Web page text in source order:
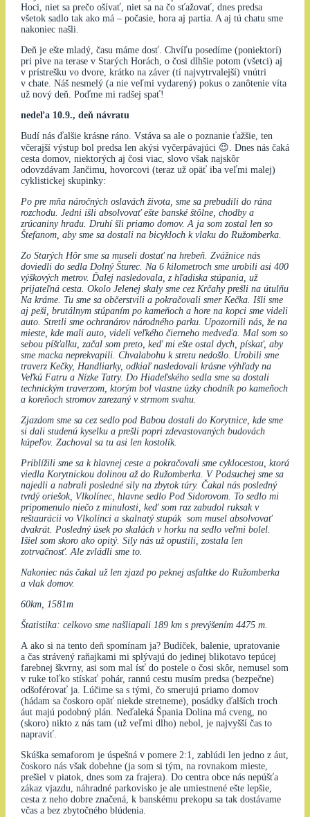
Hoci, niet sa prečo ošívať, niet sa na čo sťažovať, dnes predsa
všetok sadlo tak ako má – počasie, hora aj partia. A aj tú chatu sme
nakoniec našli.
Deň je ešte mladý, času máme dosť. Chvíľu posedíme (poniektorí)
pri pive na terase v Starých Horách, o čosi dlhšie potom (všetci) aj
v prístrešku vo dvore, krátko na záver (tí najvytrvalejší) vnútri
v chate. Náš nesmelý (a nie veľmi vydarený) pokus o zanôtenie víta
už nový deň. Poďme mi radšej spať!
nedeľa 10.9., deň návratu
Budí nás ďalšie krásne ráno. Vstáva sa ale o poznanie ťažšie, ten
včerajší výstup bol predsa len akýsi vyčerpávajúci 😉. Dnes nás čaká
cesta domov, niektorých aj čosi viac, slovo však najskôr
odovzdávam Jančimu, hovorcovi (teraz už opäť iba veľmi malej)
cyklistickej skupinky:
Po pre mňa náročných oslavách života, sme sa prebudili do rána
rozchodu. Jedni išli absolvovať ešte banské štôlne, chodby a
zrúcaniny hradu. Druhí šli priamo domov. A ja som zostal len so
Štefanom, aby sme sa dostali na bicykloch k vlaku do Ružomberka.
Zo Starých Hôr sme sa museli dostať na hrebeň. Zvážnice nás
doviedli do sedla Dolný Šturec. Na 6 kilometroch sme urobili asi 400
výškových metrov. Ďalej nasledovala, z hľadiska stúpania, už
prijateľná cesta. Okolo Jelenej skaly sme cez Krčahy prešli na útulňu
Na kráme. Tu sme sa občerstvili a pokračovali smer Kečka. Išli sme
aj peši, brutálnym stúpaním po kameňoch a hore na kopci sme videli
auto. Stretli sme ochranárov národného parku. Upozornili nás, že na
mieste, kde mali auto, videli veľkého čierneho medveďa. Mal som so
sebou píšťalku, začal som preto, keď mi ešte ostal dych, pískať, aby
sme macka neprekvapili. Chvalabohu k stretu nedošlo. Urobili sme
traverz Kečky, Handliarky, odkiaľ nasledovali krásne výhľady na
Veľkú Fatru a Nízke Tatry. Do Hiadeľského sedla sme sa dostali
technickým traverzom, ktorým bol vlastne úzky chodník po kameňoch
a koreňoch stromov zarezaný v strmom svahu.
Zjazdom sme sa cez sedlo pod Babou dostali do Korytnice, kde sme
si dali studenú kyselku a prešli popri zdevastovaných budovách
kúpeľov. Zachoval sa tu asi len kostolík.
Priblížili sme sa k hlavnej ceste a pokračovali sme cyklocestou, ktorá
viedla Korytnickou dolinou až do Ružomberka. V Podsuchej sme sa
najedli a nabrali posledné sily na zbytok túry. Čakal nás posledný
tvrdý oriešok, Vlkolínec, hlavne sedlo Pod Sidorovom. To sedlo mi
pripomenulo niečo z minulosti, keď som raz zabudol ruksak v
reštaurácii vo Vlkolínci a skalnatý stupák som musel absolvovať
dvakrát. Posledný úsek po skalách v horku na sedlo veľmi bolel.
Išiel som skoro ako opitý. Sily nás už opustili, zostala len
zotrvačnosť. Ale zvládli sme to.
Nakoniec nás čakal už len zjazd po peknej asfaltke do Ružomberka
a vlak domov.
60km, 1581m
Štatistika: celkovo sme našliapali 189 km s prevýšením 4475 m.
A ako si na tento deň spomínam ja? Budíček, balenie, upratovanie
a čas strávený raňajkami mi splývajú do jedinej blikotavo tepúcej
farebnej škvrny, asi som mal ísť do postele o čosi skôr, nemusel som
v ruke toľko stískať pohár, rannú cestu musím predsa (bezpečne)
odšoférovať ja. Lúčime sa s tými, čo smerujú priamo domov
(hádam sa čoskoro opäť niekde stretneme), posádky ďalších troch
áut majú podobný plán. Neďaleká Špania Dolina má cveng, no
(skoro) nikto z nás tam (už veľmi dlho) nebol, je najvyšší čas to
napraviť.
Skúška semaforom je úspešná v pomere 2:1, zablúdi len jedno z áut,
čoskoro nás však dobehne (ja som si tým, na rovnakom mieste,
prešiel v piatok, dnes som za frajera). Do centra obce nás nepúšťa
zákaz vjazdu, náhradné parkovisko je ale umiestnené ešte lepšie,
cesta z neho dobre značená, k banskému prekopu sa tak dostávame
včas a bez zbytočného blúdenia.